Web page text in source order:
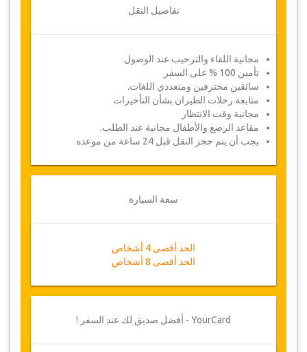
تفاصيل النقل
مجانية اللقاء والترحيب عند الوصول
تأمين 100 % على السفر
سائقين محترفين ومتعددي اللغات.
متابعة رحلات الطيران بشأن التأخيرات
مجانية وقت الانتظار
مقاعد الرضع والأطفال مجانية عند الطلب.
يجب أن يتم حجز النقل قبل 24 ساعة من موعده
سعة السيارة
الحد أقصى 4 أشخاص
الحد أقصى 8 أشخاص
YourCard - أفضل صديق لك عند السفر !